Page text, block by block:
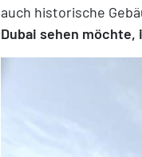
auch historische
Dubai sehen